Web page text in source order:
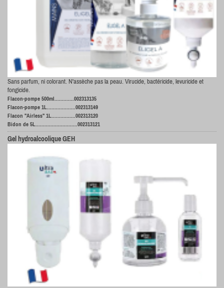
Sans parfum, ni colorant. N'assèche pas la peau. Virucide, bactéricide, levuricide et
fongicide.
Flacon-pompe 500ml.............002313135
Flacon-pompe 1L...................002313149
Flacon "Airless" 1L................002313120
Bidon de 5L............................002313121
Gel hydroalcoolique GEH